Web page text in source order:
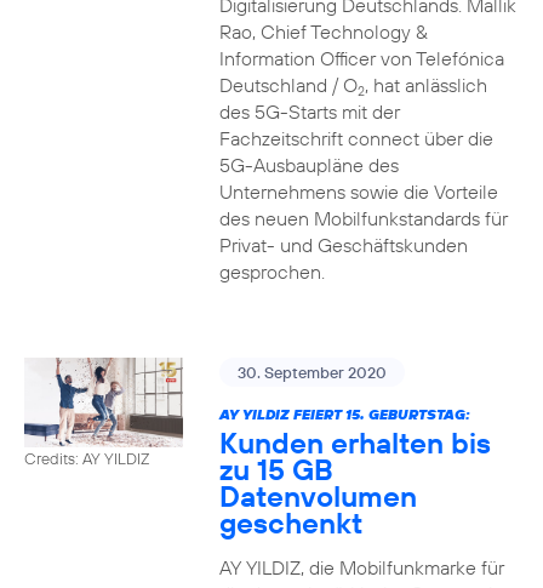
Digitalisierung Deutschlands. Mallik
Rao, Chief Technology &
Information Officer von Telefónica
Deutschland / O2, hat anlässlich
des 5G-Starts mit der
Fachzeitschrift connect über die
5G-Ausbaupläne des
Unternehmens sowie die Vorteile
des neuen Mobilfunkstandards für
Privat- und Geschäftskunden
gesprochen.
Credits: AY YILDIZ
30. September 2020
AY YILDIZ FEIERT 15. GEBURTSTAG:
Kunden erhalten bis
zu 15 GB
Datenvolumen
geschenkt
AY YILDIZ, die Mobilfunkmarke für